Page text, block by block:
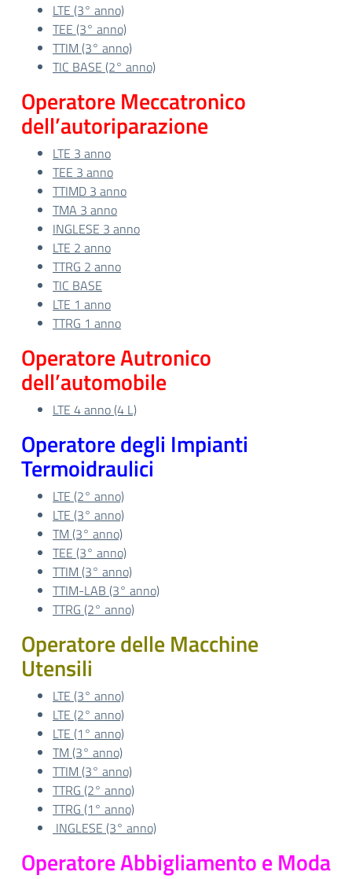
LTE (3° anno)
TEE (3° anno)
TTIM (3° anno)
TIC BASE (2° anno)
Operatore Meccatronico
dell’autoriparazione
LTE 3 anno
TEE 3 anno
TTIMD 3 anno
TMA 3 anno
INGLESE 3 anno
LTE 2 anno
TTRG 2 anno
TIC BASE
LTE 1 anno
TTRG 1 anno
Operatore Autronico
dell’automobile
LTE 4 anno (4 L)
Operatore degli Impianti
Termoidraulici
LTE (2° anno)
LTE (3° anno)
TM (3° anno)
TEE (3° anno)
TTIM (3° anno)
TTIM-LAB (3° anno)
TTRG (2° anno)
Operatore delle Macchine
Utensili
LTE (3° anno)
LTE (2° anno)
LTE (1° anno)
TM (3° anno)
TTIM (3° anno)
TTRG (2° anno)
TTRG (1° anno)
INGLESE (3° anno)
Operatore Abbigliamento e Moda